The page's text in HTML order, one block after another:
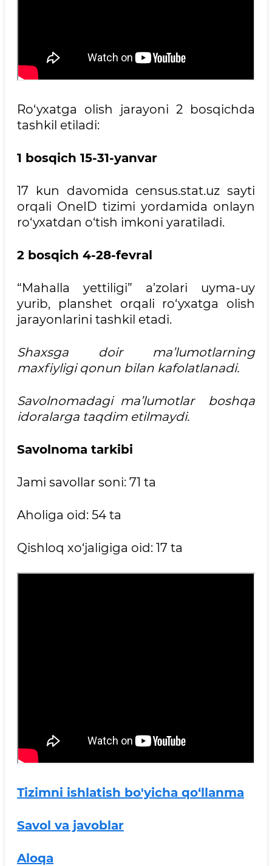
Ro‘yxatga olish jarayoni 2 bosqichda
tashkil etiladi:
1 bosqich 15-31-yanvar
17 kun davomida census.stat.uz sayti
orqali OneID tizimi yordamida onlayn
ro‘yxatdan o‘tish imkoni yaratiladi.
2 bosqich 4-28-fevral
“Mahalla yettiligi” a’zolari uyma-uy
yurib, planshet orqali ro‘yxatga olish
jarayonlarini tashkil etadi.
Shaxsga doir ma’lumotlarning
maxfiyligi qonun bilan kafolatlanadi.
Savolnomadagi ma’lumotlar boshqa
idoralarga taqdim etilmaydi.
Savolnoma tarkibi
Jami savollar soni: 71 ta
Aholiga oid: 54 ta
Qishloq xo‘jaligiga oid: 17 ta
Tizimni ishlatish bo'yicha qo‘llanma
Savol va javoblar
Aloqa